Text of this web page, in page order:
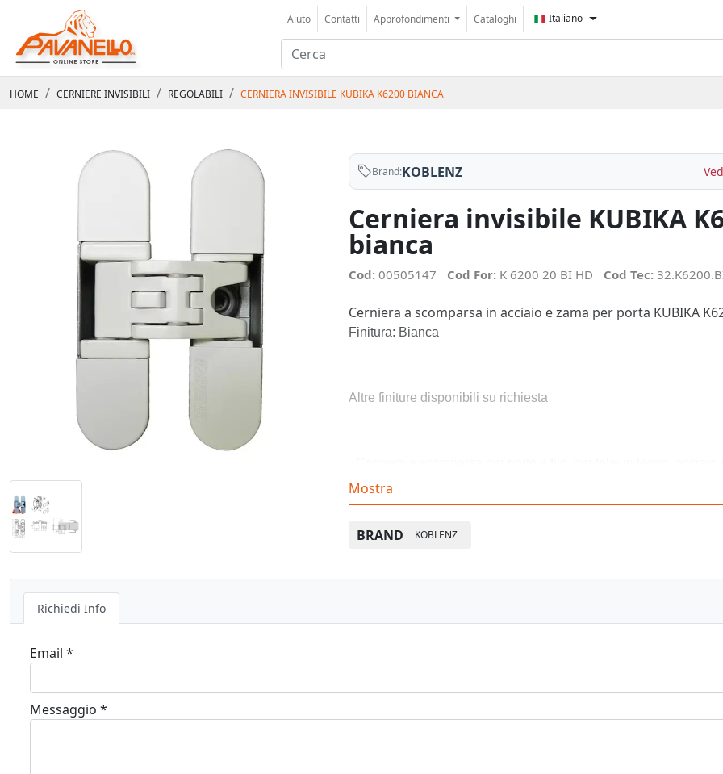
Aiuto Contatti Approfondimenti Cataloghi Italiano
HOME CERNIERE INVISIBILI REGOLABILI CERNIERA INVISIBILE KUBIKA K6200 BIANCA
Brand:KOBLENZ
Cerniera invisibile KUBIKA
bianca
Cod: 00505147 Cod For: K 6200 20 BI HD Cod Tec:
Cerniera a scomparsa in acciaio e zama per porta KUBIKA
Finitura: Bianca
Altre finiture disponibili su richiesta
- Marcatura CE per portata 40kg
- Capacità di carico fino a 45 kg, con due cerniere, 60kg con tre.
- Reversibile Per porta DX/SX
- Regolabile tridimensionalmente, tutte le regolazioni
Mostra
BRAND KOBLENZ
Richiedi Info
Email *
Messaggio *